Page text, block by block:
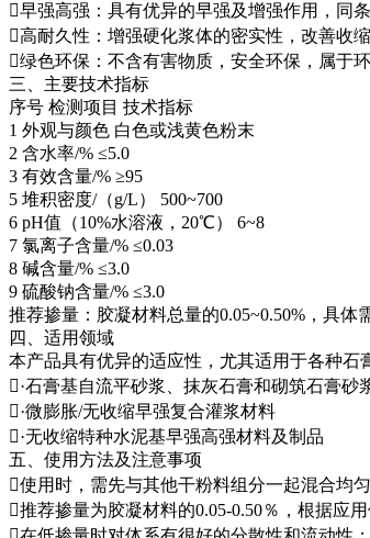
早强高强：具有优异的早强及增强作用，同
高耐久性：增强硬化浆体的密实性，改善收
绿色环保：不含有害物质，安全环保，属于
三、主要技术指标
序号 检测项目 技术指标
1 外观与颜色 白色或浅黄色粉末
2 含水率/% ≤5.0
3 有效含量/% ≥95
5 堆积密度/（g/L）
500~700
6 pH值（10%水溶液，20℃）
6~8
7 氯离子含量/% ≤0.03
8 碱含量/% ≤3.0
9 硫酸钠含量/% ≤3.0
推荐掺量：胶凝材料总量的0.05~0.50%，具体
四、适用领域
本产品具有优异的适应性，尤其适用于各种
·石膏基自流平砂浆、抹灰石膏和砌筑石膏砂
·微膨胀/无收缩早强复合灌浆材料
·无收缩特种水泥基早强高强材料及制品
五、使用方法及注意事项
使用时，需先与其他干粉料组分一起混合均
推荐掺量为胶凝材料的0.05-0.50％，根据应